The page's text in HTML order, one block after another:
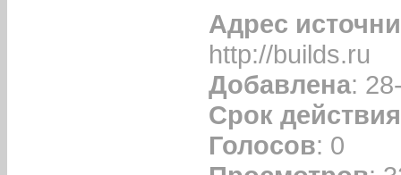
Адрес
http://builds.ru
Добавлена:
Срок действия
Голосов: 0